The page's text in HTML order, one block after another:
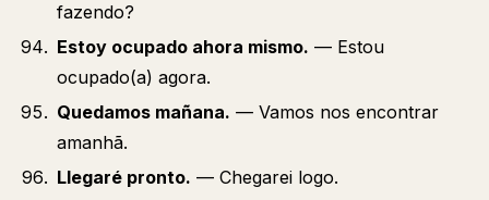
fazendo?
Estoy ocupado ahora mismo. — Estou
ocupado(a) agora.
Quedamos mañana. — Vamos nos encontrar
amanhã.
Llegaré pronto. — Chegarei logo.